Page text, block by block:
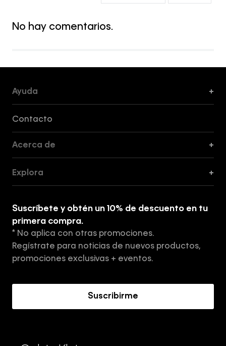
No hay comentarios.
Ayuda +
Contacto
Acerca de +
Tiendas
Aviso de privacidad
Términos y Condiciones
Explora +
Suscríbete y obtén un 10% de descuento en tu
primera compra.
* No aplica con otras promociones.
Regístrate para noticias de nuevos productos,
promociones exclusivas + eventos.
Suscribirme